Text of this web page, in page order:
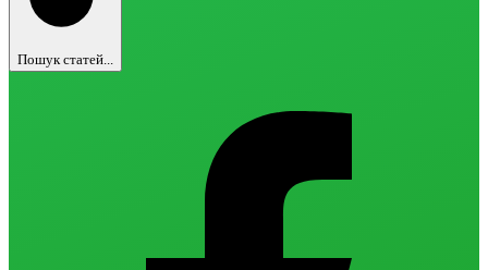
Пошук статей...